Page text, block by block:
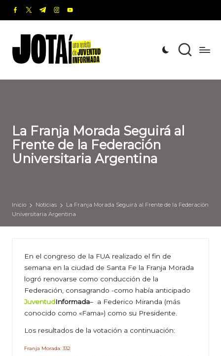
Saltar
contenido
facebook.com
twitter.com
t.me instagram.com
youtube.com
o
t
revista
de
Informada
La Franja Morada Seguirá al
Frente de la Federación
Universitaria Argentina
Inicio Noticias
La Franja Morada Seguirá al Frente de la Federación
Universitaria Argentina
En el congreso de la FUA realizado el fin de
semana en la ciudad de Santa Fe la Franja Morada
logró renovarse como conducción de la
Federación, consagrando -como había anticipado
JuventudInformada– a Federico Miranda (más
conocido como «Fama») como su Presidente.
Los resultados de la votación a continuación:
Franja Morada: 332